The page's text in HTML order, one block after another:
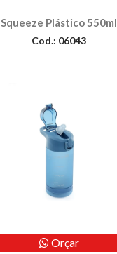
Squeeze Plástico 550ml
Cod.: 06043
Orçar